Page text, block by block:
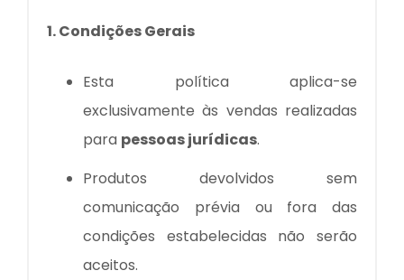
1. Condições Gerais
Esta política aplica-se
exclusivamente às vendas realizadas
para pessoas jurídicas.
Produtos devolvidos sem
comunicação prévia ou fora das
condições estabelecidas não serão
aceitos.